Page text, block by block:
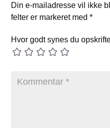
Din e-mailadresse vil ikke
felter er markeret med*
Hvor godt synes du